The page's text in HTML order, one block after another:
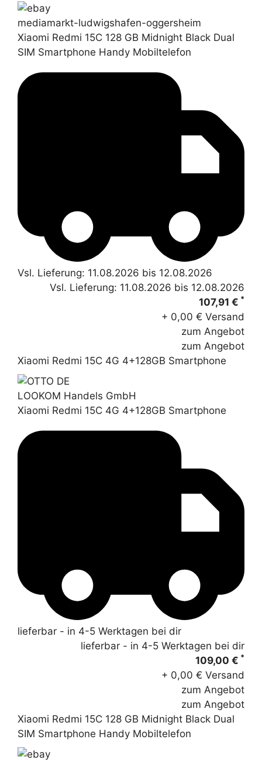
mediamarkt-ludwigshafen-oggersheim
Xiaomi Redmi 15C 128 GB Midnight Black Dual
SIM Smartphone Handy Mobiltelefon
Vsl. Lieferung: 11.08.2026 bis 12.08.2026
Vsl. Lieferung: 11.08.2026 bis 12.08.2026
107,91 € *
+ 0,00 € Versand
zum Angebot
zum Angebot
Xiaomi Redmi 15C 4G 4+128GB Smartphone
LOOKOM Handels GmbH
Xiaomi Redmi 15C 4G 4+128GB Smartphone
lieferbar - in 4-5 Werktagen bei dir
lieferbar - in 4-5 Werktagen bei dir
109,00 € *
+ 0,00 € Versand
zum Angebot
zum Angebot
Xiaomi Redmi 15C 128 GB Midnight Black Dual
SIM Smartphone Handy Mobiltelefon